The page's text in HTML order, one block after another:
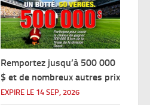
Remportez jusqu’à 500 000
$ et de nombreux autres prix
EXPIRE LE 14 SEP, 2026